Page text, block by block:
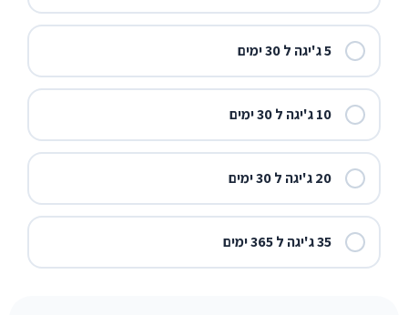
5 ג'יגה ל 30 ימים
10 ג'יגה ל 30 ימים
20 ג'יגה ל 30 ימים
35 ג'יגה ל 365 ימים